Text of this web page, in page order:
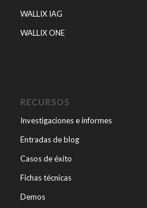
WALLIX IAG
WALLIX ONE
RECURSOS
Investigaciones e informes
Entradas de blog
Casos de éxito
Fichas técnicas
Demos